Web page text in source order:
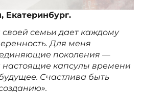
Екатеринбург.
семьи дает каждому
Для меня
поколения —
настоящие капсулы времени
Счастлива быть